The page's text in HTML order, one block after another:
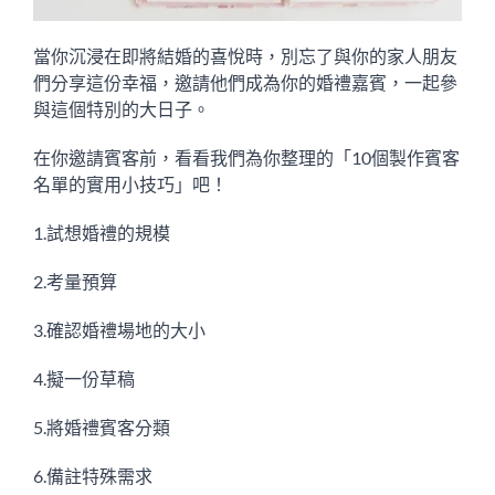
當你沉浸在即將結婚的喜悅時，別忘了與你的家人朋友
們分享這份幸福，邀請他們成為你的婚禮嘉賓，一起參
與這個特別的大日子。
在你邀請賓客前，看看我們為你整理的「10個製作賓客
名單的實用小技巧」吧！
1.試想婚禮的規模
2.考量預算
3.確認婚禮場地的大小
4.擬一份草稿
5.將婚禮賓客分類
6.備註特殊需求